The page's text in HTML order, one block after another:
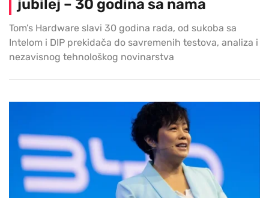
jubilej – 30 godina sa nama
Tom’s Hardware slavi 30 godina rada, od sukoba sa
Intelom i DIP prekidača do savremenih testova, analiza i
nezavisnog tehnološkog novinarstva